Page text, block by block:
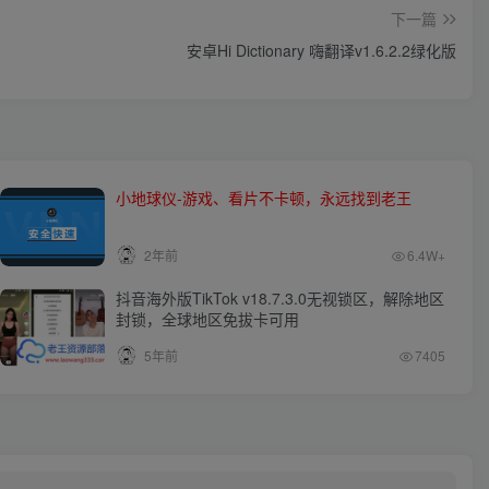
下一篇
安卓Hi Dictionary 嗨翻译v1.6.2.2绿化版
小地球仪-游戏、看片不卡顿，永远找到老王
2年前 6.4W+
抖音海外版TikTok v18.7.3.0无视锁区，解除地区
封锁，全球地区免拔卡可用
5年前 7405